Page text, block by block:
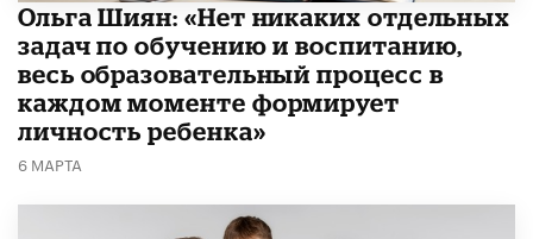
Ольга Шиян: «Нет никаких отдельных
задач по обучению и воспитанию,
весь образовательный процесс в
каждом моменте формирует
личность ребенка»
6 МАРТА